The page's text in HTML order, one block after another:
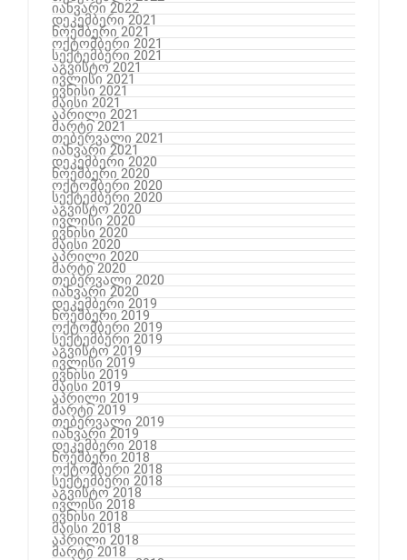
იანვარი 2022
დეკემბერი 2021
ნოემბერი 2021
ოქტომბერი 2021
სექტემბერი 2021
აგვისტო 2021
ივლისი 2021
ივნისი 2021
მაისი 2021
აპრილი 2021
მარტი 2021
თებერვალი 2021
იანვარი 2021
დეკემბერი 2020
ნოემბერი 2020
ოქტომბერი 2020
სექტემბერი 2020
აგვისტო 2020
ივლისი 2020
ივნისი 2020
მაისი 2020
აპრილი 2020
მარტი 2020
თებერვალი 2020
იანვარი 2020
დეკემბერი 2019
ნოემბერი 2019
ოქტომბერი 2019
სექტემბერი 2019
აგვისტო 2019
ივლისი 2019
ივნისი 2019
მაისი 2019
აპრილი 2019
მარტი 2019
თებერვალი 2019
იანვარი 2019
დეკემბერი 2018
ნოემბერი 2018
ოქტომბერი 2018
სექტემბერი 2018
აგვისტო 2018
ივლისი 2018
ივნისი 2018
მაისი 2018
აპრილი 2018
მარტი 2018